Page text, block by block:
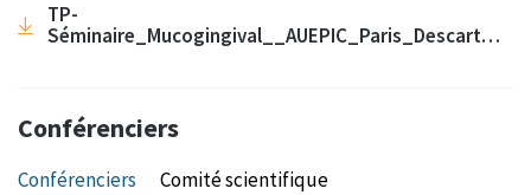
TP-
Séminaire_Mucogingival__AUEPIC_Paris_Descartes4
Conférenciers
Conférenciers Comité scientifique